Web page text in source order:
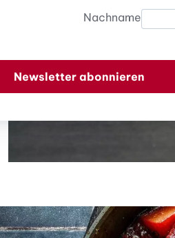
Nachname
Newsletter abonnieren